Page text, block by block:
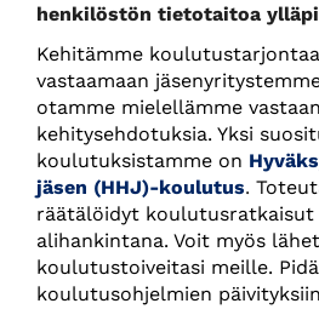
henkilöstön tietotaitoa
Kehitämme
vastaamaan
otamme mielellämme
kehitysehdotuksia. Yksi
koulutuksistamme on
jäsen (HHJ)-koulutus.
räätälöidyt
alihankintana. Voit myös
koulutustoiveitasi meille.
koulutusohjelmien